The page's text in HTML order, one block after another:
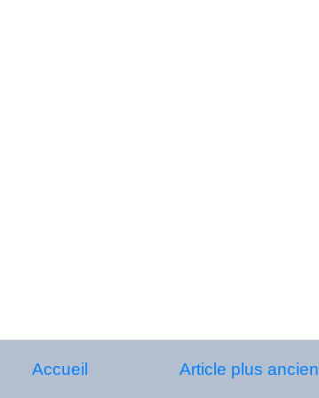
Article plus ancien
Accueil